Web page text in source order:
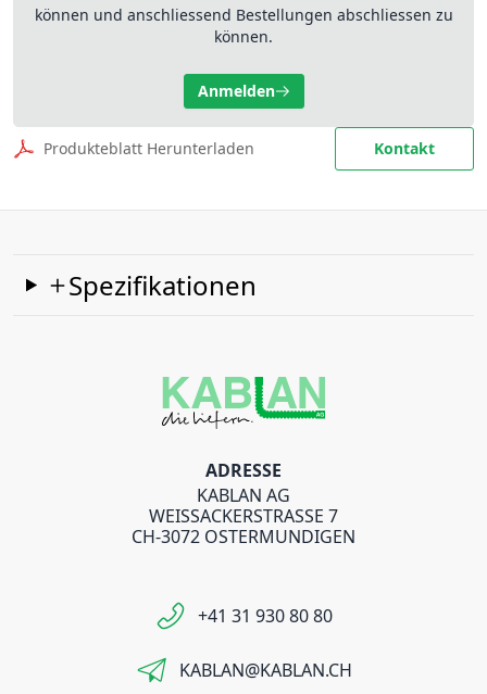
können und anschliessend Bestellungen abschliessen zu
können.
Anmelden
Produkteblatt Herunterladen Kontakt
Spezifikationen
ADRESSE
KABLAN AG
WEISSACKERSTRASSE 7
CH-3072 OSTERMUNDIGEN
+41 31 930 80 80
KABLAN@KABLAN.CH